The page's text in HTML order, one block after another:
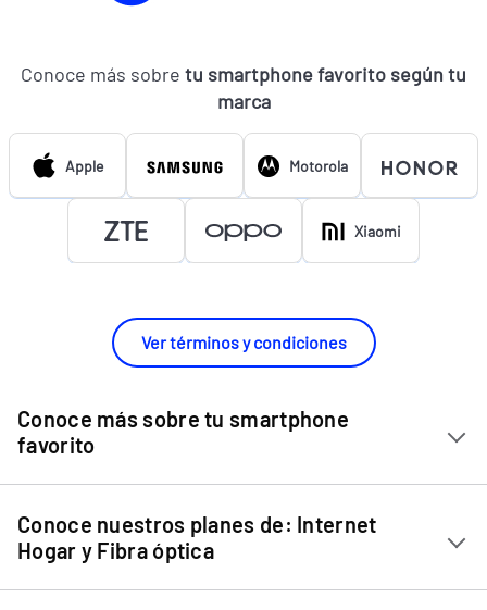
Conoce más sobre tu smartphone favorito según tu
marca
Apple Motorola
Xiaomi
Ver términos y condiciones
Conoce más sobre tu smartphone
favorito
Chip Entel
Apple iPhone 11
Apple iPhone 12 Mini
Conoce nuestros planes de: Internet
Hogar y Fibra óptica
Internet Hogar